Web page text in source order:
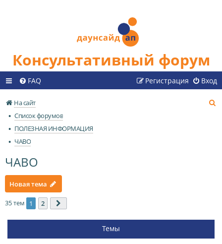
Консультативный форум
FAQ Вход
Регистрация
На сайт
Список форумов
ПОЛЕЗНАЯ ИНФОРМАЦИЯ
ЧАВО
ЧАВО
Новая тема
35 тем 1 2
Темы